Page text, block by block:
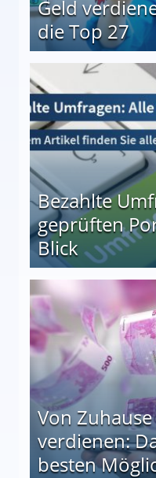
Geld
die Top 27
Bezahlte
geprüften
Blick
auf einen Blick
Von
verdienen:
besten